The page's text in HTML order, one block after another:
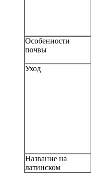
Особенности
почвы
Уход
Название на
латинском